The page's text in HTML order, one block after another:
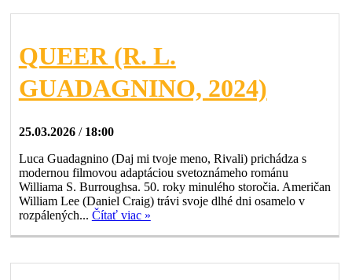
QUEER (R. L.
GUADAGNINO, 2024)
25.03.2026/ 18:00
Luca Guadagnino (Daj mi tvoje meno, Rivali) prichádza s
modernou filmovou adaptáciou svetoznámeho románu
Williama S. Burroughsa. 50. roky minulého storočia. Američan
William Lee (Daniel Craig) trávi svoje dlhé dni osamelo v
rozpálených... Čítať viac »